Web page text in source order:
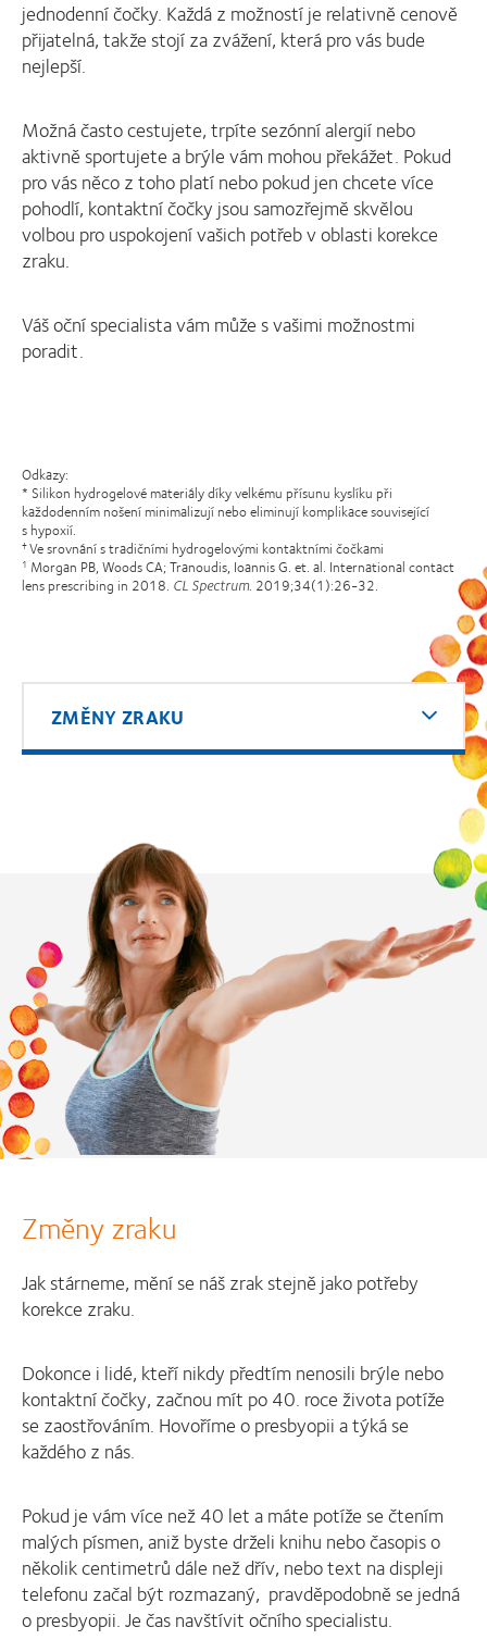
jednodenní čočky. Každá z možností je relativně cenově
přijatelná, takže stojí za zvážení, která pro vás bude
nejlepší.
Možná často cestujete, trpíte sezónní alergií nebo
aktivně sportujete a brýle vám mohou překážet. Pokud
pro vás něco z toho platí nebo pokud jen chcete více
pohodlí, kontaktní čočky jsou samozřejmě skvělou
volbou pro uspokojení vašich potřeb v oblasti korekce
zraku.
Váš oční specialista vám může s vašimi možnostmi
poradit.
Odkazy:
* Silikon hydrogelové materiály díky velkému přísunu kyslíku při
každodenním nošení minimalizují nebo eliminují komplikace související
s hypoxií.
†Ve srovnání s tradičními hydrogelovými kontaktními čočkami
1 Morgan PB, Woods CA; Tranoudis, Ioannis G. et. al. International contact
lens prescribing in 2018. CL Spectrum. 2019;34(1):26-32.
ZMĚNY ZRAKU
Změny zraku
Jak stárneme, mění se náš zrak stejně jako potřeby
korekce zraku.
Dokonce i lidé, kteří nikdy předtím nenosili brýle nebo
kontaktní čočky, začnou mít po 40. roce života potíže
se zaostřováním. Hovoříme o presbyopii a týká se
každého z nás.
Pokud je vám více než 40 let a máte potíže se čtením
malých písmen, aniž byste drželi knihu nebo časopis o
několik centimetrů dále než dřív, nebo text na displeji
telefonu začal být rozmazaný, pravděpodobně se jedná
o presbyopii. Je čas navštívit očního specialistu.